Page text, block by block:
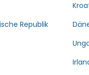
Republik